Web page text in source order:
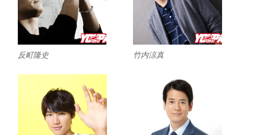
反町隆史 竹内涼真